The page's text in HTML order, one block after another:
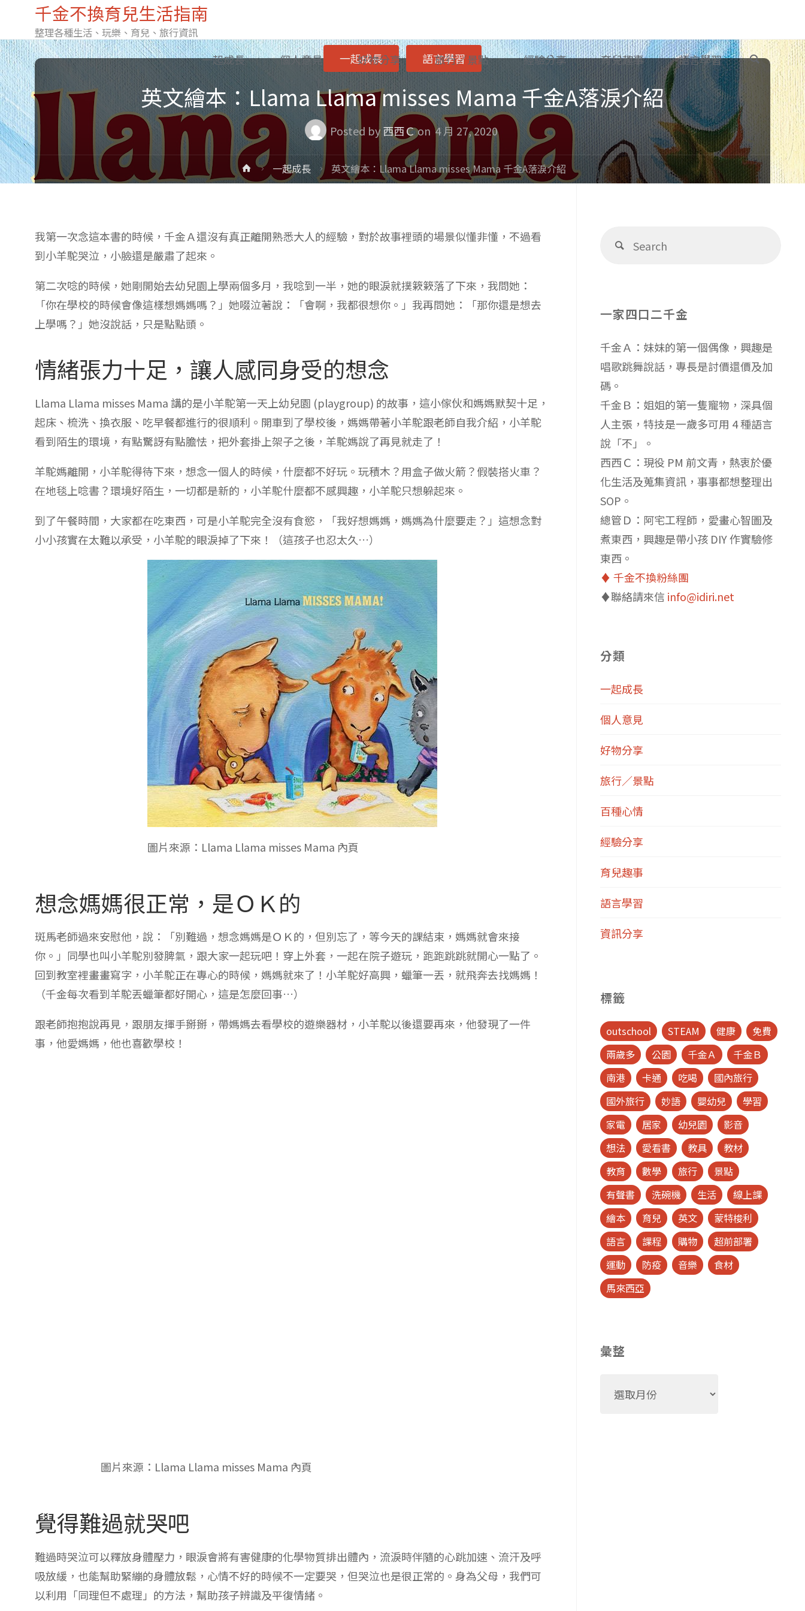
千金不換育兒生活指南
整理各種生活、玩樂、育兒、旅行資訊
Skip
to
content
一起成長 個人意見 好物分享 旅行／景點 經驗分享 育兒趣事 語言學習 Search
英文繪本：Llama Llama misses Mama 千金A落淚介紹
Posted by 西西Ｃon 4 月 27, 2020
一起成長 語言學習
Home一起成長 英文繪本：Llama Llama misses Mama 千金A落淚介紹
我第一次念這本書的時候，千金Ａ還沒有真正離開熟悉大人的經驗，對於故事裡頭的場景似懂非懂，不過看
到小羊駝哭泣，小臉還是嚴肅了起來。
第二次唸的時候，她剛開始去幼兒園上學兩個多月，我唸到一半，她的眼淚就撲簌簌落了下來，我問她：
「你在學校的時候會像這樣想媽媽嗎？」她啜泣著說：「會啊，我都很想你。」我再問她：「那你還是想去
上學嗎？」她沒說話，只是點點頭。
情緒張力十足，讓人感同身受的想念
Llama Llama misses Mama 講的是小羊駝第一天上幼兒園 (playgroup) 的故事，這小傢伙和媽媽默契十足，
起床、梳洗、換衣服、吃早餐都進行的很順利。開車到了學校後，媽媽帶著小羊駝跟老師自我介紹，小羊駝
看到陌生的環境，有點驚訝有點膽怯，把外套掛上架子之後，羊駝媽說了再見就走了！
羊駝媽離開，小羊駝得待下來，想念一個人的時候，什麼都不好玩。玩積木？用盒子做火箭？假裝搭火車？
在地毯上唸書？環境好陌生，一切都是新的，小羊駝什麼都不感興趣，小羊駝只想躲起來。
到了午餐時間，大家都在吃東西，可是小羊駝完全沒有食慾，「我好想媽媽，媽媽為什麼要走？」這想念對
小小孩實在太難以承受，小羊駝的眼淚掉了下來！（這孩子也忍太久…）
圖片來源：Llama Llama misses Mama 內頁
想念媽媽很正常，是ＯＫ的
斑馬老師過來安慰他，說：「別難過，想念媽媽是ＯＫ的，但別忘了，等今天的課結束，媽媽就會來接
你。」同學也叫小羊駝別發脾氣，跟大家一起玩吧！穿上外套，一起在院子遊玩，跑跑跳跳就開心一點了。
回到教室裡畫畫寫字，小羊駝正在專心的時候，媽媽就來了！小羊駝好高興，蠟筆一丟，就飛奔去找媽媽！
（千金每次看到羊駝丟蠟筆都好開心，這是怎麼回事…）
跟老師抱抱說再見，跟朋友揮手掰掰，帶媽媽去看學校的遊樂器材，小羊駝以後還要再來，他發現了一件
事，他愛媽媽，他也喜歡學校！
哭哭有兩種，真哭跟假哭
Search
一家四口二千金
千金Ａ：妹妹的第一個偶像，興趣是
唱歌跳舞說話，專長是討價還價及加
碼。
千金Ｂ：姐姐的第一隻寵物，深具個
人主張，特技是一歲多可用 4 種語言
說「不」。
西西Ｃ：現役 PM 前文青，熱衷於優
化生活及蒐集資訊，事事都想整理出
SOP。
總管Ｄ：阿宅工程師，愛畫心智圖及
煮東西，興趣是帶小孩 DIY 作實驗修
東西。
♦️ 千金不換粉絲團
♦️聯絡請來信 info@idiri.net
分類
一起成長
個人意見
好物分享
旅行／景點
百種心情
經驗分享
育兒趣事
語言學習
資訊分享
標籤
outschool STEAM 健康
免費
兩歲多
公園 千金Ａ
千金Ｂ
南港
卡通 吃喝
國內旅行
國外旅行
妙語 嬰幼兒
學習
家電
居家 幼兒園
影音
想法
愛看書 教具
教材
教育
數學 旅行
景點
有聲書
洗碗機 生活
線上課
繪本
育兒 英文
蒙特梭利
語言
課程 購物
超前部署
運動
防疫 音樂
食材
馬來西亞
彙整